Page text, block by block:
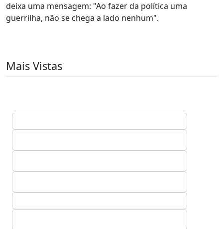
deixa uma mensagem: "Ao fazer da política uma
guerrilha, não se chega a lado nenhum".
Mais Vistas